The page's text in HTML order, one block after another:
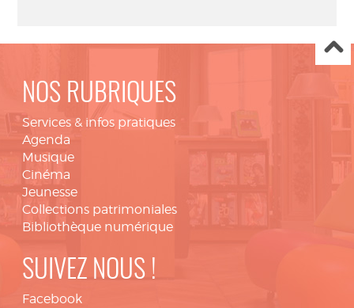
NOS RUBRIQUES
Services & infos pratiques
Agenda
Musique
Cinéma
Jeunesse
Collections patrimoniales
Bibliothèque numérique
SUIVEZ NOUS !
Facebook